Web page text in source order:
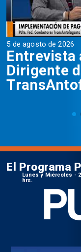
5 de agosto de 2026
Entrevista
Dirigente
El Programa
Lunes y Miércoles -
hrs.